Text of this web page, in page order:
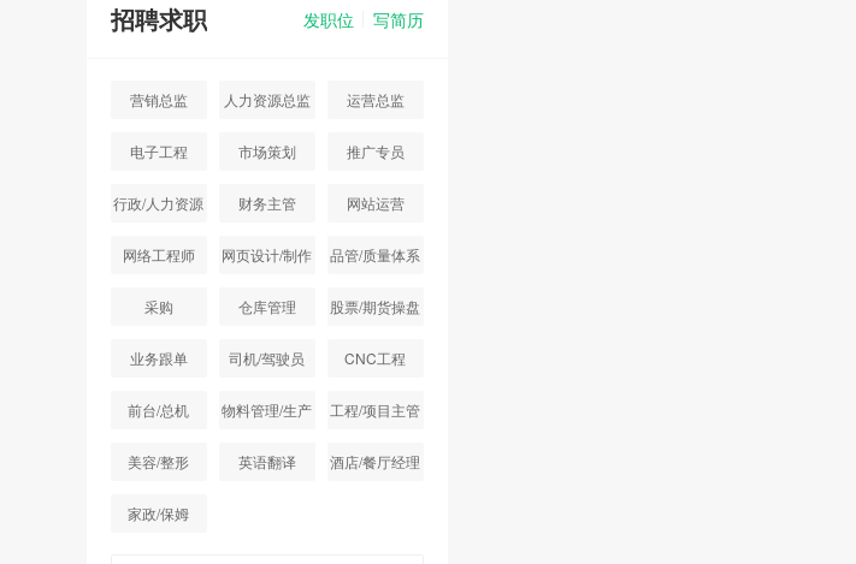
发职位 写简历
招聘求职
营销总监 人力资源总监 运营总监
电子工程 市场策划 推广专员
行政/人力资源
财务主管 网站运营
网络工程师 网页设计/制作 品管/质量体系
采购 仓库管理
股票/期货操盘
业务跟单 司机/驾驶员 CNC工程
前台/总机
物料管理/生产
工程/项目主管
美容/整形 英语翻译 酒店/餐厅经理
家政/保姆